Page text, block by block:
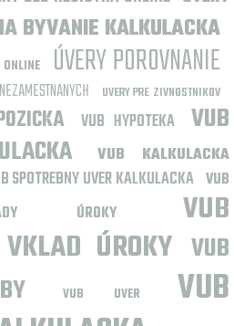
BYVANIE KALKULACKA
ONLINE ÚVERY POROVNANIE
UVERY PRE ZIVNOSTNIKOV
VUB HYPOTEKA
VUB
VUB KALKULACKA
SPOTREBNY UVER KALKULACKA VUB
ÚROKY
VUB
ÚROKY VUB
VUB UVER
VUB